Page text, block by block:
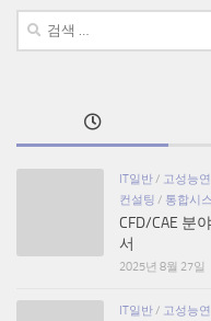
검
IT일반 / 고성능
컨설팅 / 통합시
CFD/CAE 분
서
2025년 8월 27일
IT일반 / 고성능